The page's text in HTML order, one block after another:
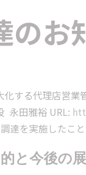
のお
する代理店営業
永田雅裕 URL:
達を実施したこと
と今後の